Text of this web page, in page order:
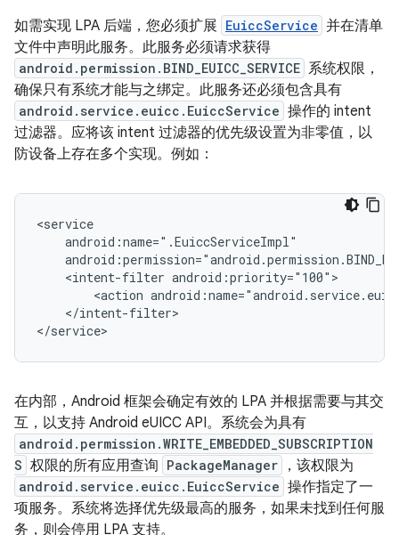
如需实现 LPA 后端，您必须扩展 EuiccService 并在清单
文件中声明此服务。此服务必须请求获得
android.permission.BIND_EUICC_SERVICE 系统权限，
确保只有系统才能与之绑定。此服务还必须包含具有
android.service.euicc.EuiccService 操作的 intent
过滤器。应将该 intent 过滤器的优先级设置为非零值，以
防设备上存在多个实现。例如：
<service
    android:name=".EuiccServiceImpl"
    <intent-filter android:priority="100">
<action
    </intent-filter>
在内部，Android 框架会确定有效的 LPA 并根据需要与其交
互，以支持 Android eUICC API。系统会为具有
android.permission.WRITE_EMBEDDED_SUBSCRIPTION
S 权限的所有应用查询 PackageManager ，该权限为
android.service.euicc.EuiccService 操作指定了一
项服务。系统将选择优先级最高的服务，如果未找到任何服
务，则会停用 LPA 支持。